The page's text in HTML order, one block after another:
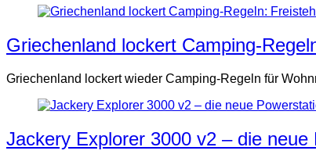
Griechenland lockert Camping-
Griechenland lockert wieder Camping-Regeln für
Jackery Explorer 3000 v2 – die neue